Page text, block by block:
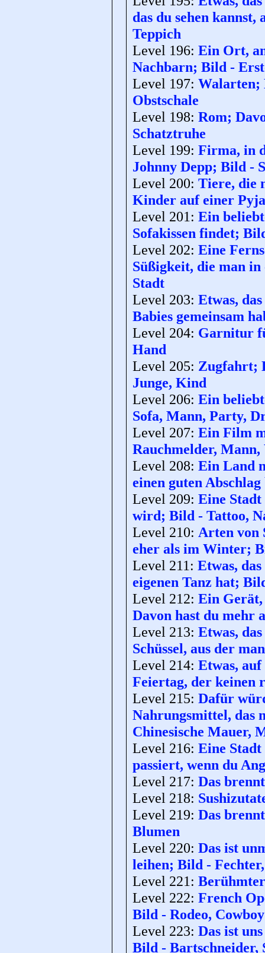
das du sehen
Teppich
Level 196: Ein Ort,
Nachbarn; Bild -
Level 197: Walarten;
Obstschale
Level 198: Rom;
Schatztruhe
Level 199: Firma, in
Johnny Depp; Bild -
Level 200: Tiere, die
Kinder auf einer
Level 201: Ein
Sofakissen findet;
Level 202: Eine
Süßigkeit, die man
Stadt
Level 203: Etwas,
Babies gemeinsam
Level 204: Garnitur
Hand
Level 205: Zugfahrt;
Junge, Kind
Level 206: Ein
Sofa, Mann, Party,
Level 207: Ein Film
Rauchmelder, Mann,
Level 208: Ein Land
einen guten
Level 209: Eine
wird; Bild - Tattoo,
Level 210: Arten von
eher als im Winter;
Level 211: Etwas,
eigenen Tanz hat;
Level 212: Ein Gerät,
Davon hast du mehr
Level 213: Etwas,
Schüssel, aus der
Level 214: Etwas,
Feiertag, der keinen
Level 215: Dafür
Nahrungsmittel, das
Chinesische Mauer,
Level 216: Eine
passiert, wenn du
Level 217: Das
Level 218:
Level 219: Das
Blumen
Level 220: Das ist
leihen; Bild -
Level 221:
Level 222: French
Bild - Rodeo, Cowboy
Level 223: Das ist
Bild - Bartschneider,